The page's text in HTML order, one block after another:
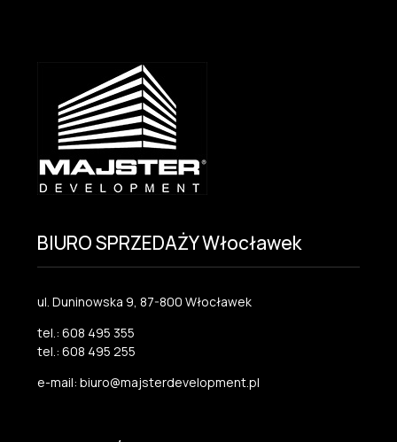
BIURO SPRZEDAŻY Włocławek
ul. Duninowska 9, 87-800 Włocławek
tel.: 608 495 355
tel.: 608 495 255
e-mail: biuro@majsterdevelopment.pl